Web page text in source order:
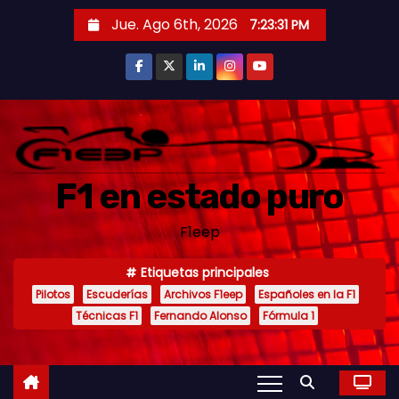
i
Jue. Ago 6th, 2026 7:23:32 PM
F1 en estado puro
F1eep
Etiquetas principales
Pilotos Escuderías Archivos F1eep
Españoles en la F1
Técnicas F1
Fernando Alonso Fórmula 1